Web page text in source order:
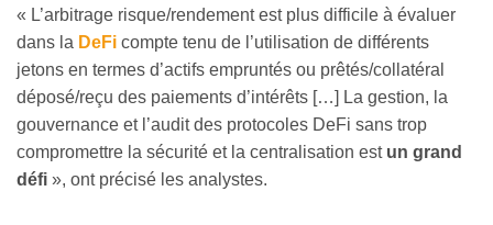
« L’arbitrage risque/rendement est plus difficile à évaluer
dans la DeFi compte tenu de l’utilisation de différents
jetons en termes d’actifs empruntés ou prêtés/collatéral
déposé/reçu des paiements d’intérêts […] La gestion, la
gouvernance et l’audit des protocoles DeFi sans trop
compromettre la sécurité et la centralisation est un grand
défi », ont précisé les analystes.